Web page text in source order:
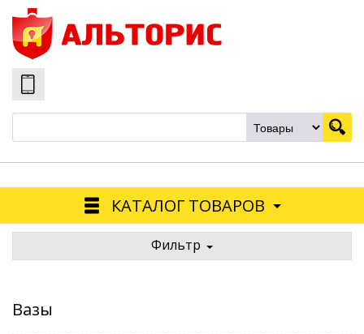
КАТАЛОГ ТОВАРОВ
Фильтр
Вазы